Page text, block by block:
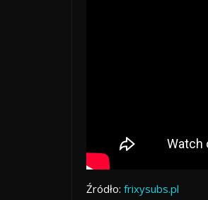
Źródło: frixysubs.pl